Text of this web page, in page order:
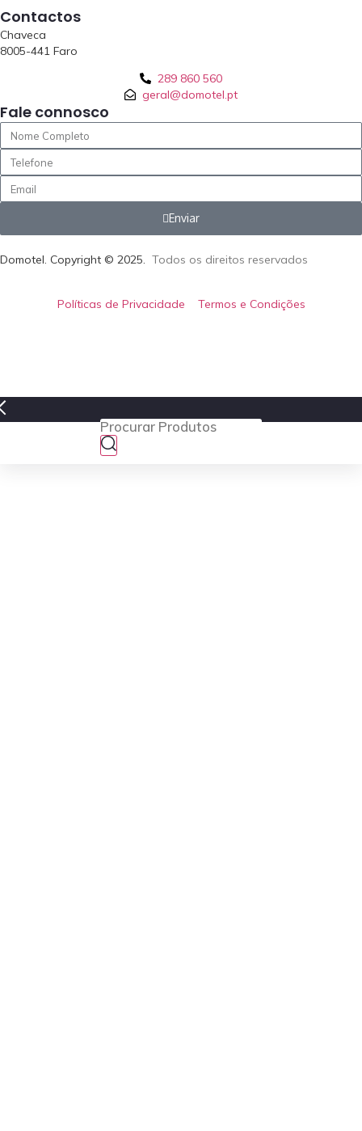
Contactos
Chaveca
8005-441 Faro
289 860 560
geral@domotel.pt
Fale connosco
Enviar
Domotel. Copyright © 2025. Todos os direitos reservados
Políticas de Privacidade Termos e Condições